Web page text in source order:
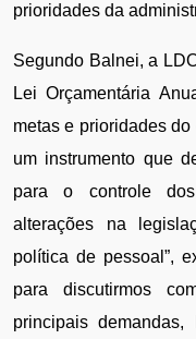
prioridades da
Segundo Balnei, a
Lei Orçamentária
metas e prioridades
um instrumento que
para o controle
alterações na
política de pessoal”,
para discutirmos
principais